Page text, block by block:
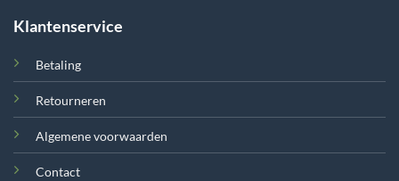
Klantenservice
Betaling
Retourneren
Algemene voorwaarden
Contact